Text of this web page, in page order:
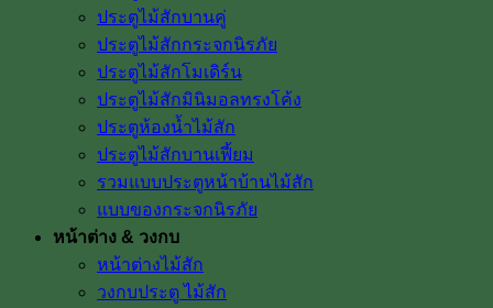
ประตูไม้สักบานคู่
ประตูไม้สักกระจกนิรภัย
ประตูไม้สักโมเดิร์น
ประตูไม้สักมินิมอลทรงโค้ง
ประตูห้องน้ำไม้สัก
ประตูไม้สักบานเฟี้ยม
รวมแบบประตูหน้าบ้านไม้สัก
แบบของกระจกนิรภัย
หน้าต่าง & วงกบ
หน้าต่างไม้สัก
วงกบประตู ไม้สัก